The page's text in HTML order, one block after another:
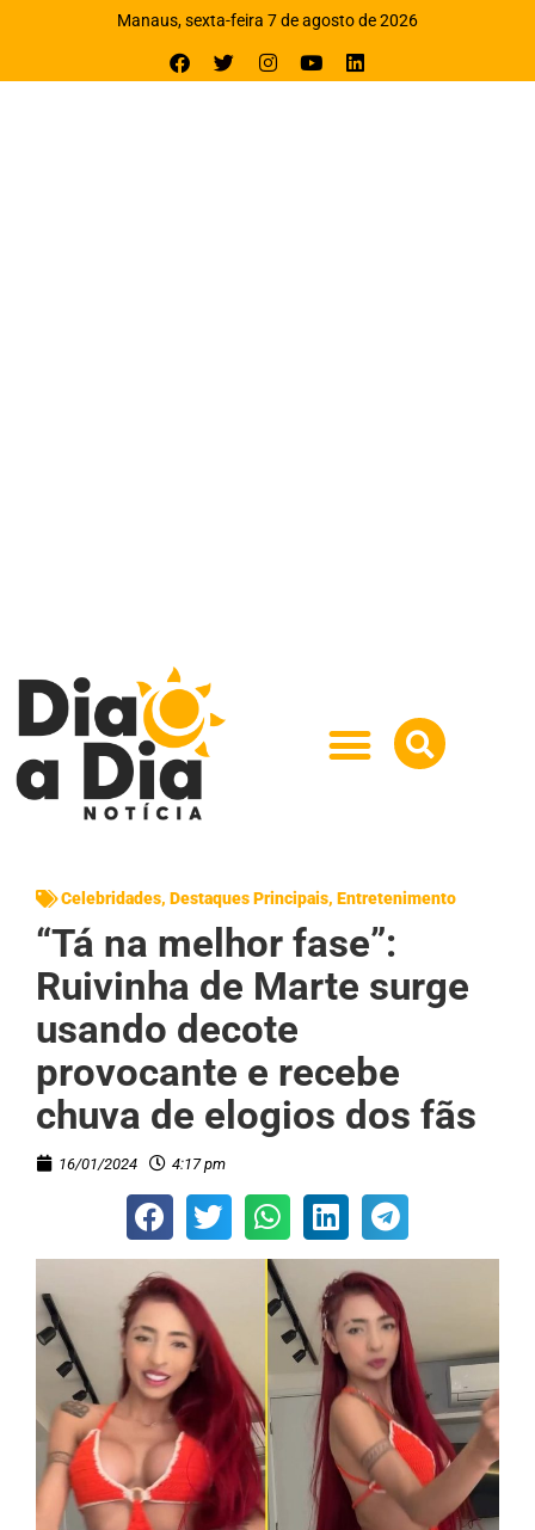
Manaus, sexta-feira 7 de agosto de 2026
Celebridades, Destaques Principais, Entretenimento
“Tá na melhor fase”:
Ruivinha de Marte surge
usando decote
provocante e recebe
chuva de elogios dos fãs
16/01/2024 4:17 pm